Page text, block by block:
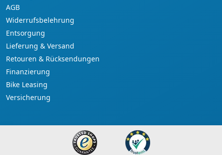
AGB
Widerrufsbelehrung
Entsorgung
Lieferung & Versand
Retouren & Rücksendungen
Finanzierung
Bike Leasing
Versicherung